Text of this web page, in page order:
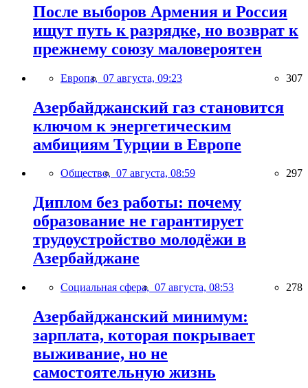
После выборов Армения и Россия
ищут путь к разрядке, но возврат к
прежнему союзу маловероятен
Европа, 07 августа, 09:23 307
Азербайджанский газ становится
ключом к энергетическим
амбициям Турции в Европе
Общество, 07 августа, 08:59 297
Диплом без работы: почему
образование не гарантирует
трудоустройство молодёжи в
Азербайджане
Социальная сфера, 07 августа, 08:53 278
Азербайджанский минимум:
зарплата, которая покрывает
выживание, но не
самостоятельную жизнь